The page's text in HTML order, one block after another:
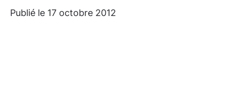
Publié le 17 octobre 2012